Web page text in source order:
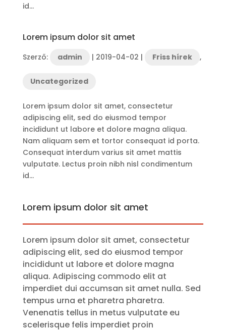
id...
Lorem ipsum dolor sit amet
Szerző: admin | 2019-04-02 | Friss hírek ,
Uncategorized
Lorem ipsum dolor sit amet, consectetur
adipiscing elit, sed do eiusmod tempor
incididunt ut labore et dolore magna aliqua.
Nam aliquam sem et tortor consequat id porta.
Consequat interdum varius sit amet mattis
vulputate. Lectus proin nibh nisl condimentum
id...
Lorem ipsum dolor sit amet
Lorem ipsum dolor sit amet, consectetur
adipiscing elit, sed do eiusmod tempor
incididunt ut labore et dolore magna
aliqua. Adipiscing commodo elit at
imperdiet dui accumsan sit amet nulla. Sed
tempus urna et pharetra pharetra.
Venenatis tellus in metus vulputate eu
scelerisque felis imperdiet proin